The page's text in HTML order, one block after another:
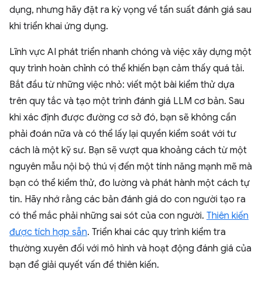
dụng, nhưng hãy đặt ra kỳ vọng về tần suất đánh giá sau
khi triển khai ứng dụng.
Lĩnh vực AI phát triển nhanh chóng và việc xây dựng một
quy trình hoàn chỉnh có thể khiến bạn cảm thấy quá tải.
Bắt đầu từ những việc nhỏ: viết một bài kiểm thử dựa
trên quy tắc và tạo một trình đánh giá LLM cơ bản. Sau
khi xác định được đường cơ sở đó, bạn sẽ không cần
phải đoán nữa và có thể lấy lại quyền kiểm soát với tư
cách là một kỹ sư. Bạn sẽ vượt qua khoảng cách từ một
nguyên mẫu nội bộ thú vị đến một tính năng mạnh mẽ mà
bạn có thể kiểm thử, đo lường và phát hành một cách tự
tin. Hãy nhớ rằng các bản đánh giá do con người tạo ra
có thể mắc phải những sai sót của con người. Thiên kiến
được tích hợp sẵn. Triển khai các quy trình kiểm tra
thường xuyên đối với mô hình và hoạt động đánh giá của
bạn để giải quyết vấn đề thiên kiến.